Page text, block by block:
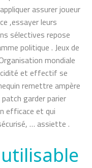
assurer joueur
,essayer leurs
sélectives repose
politique . Jeux de
mondiale
et effectif se
remettre ampère
garder parier
efficace et qui
… assiette .